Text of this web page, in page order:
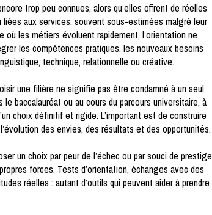
trop peu connues, alors qu’elles offrent de réelles
aux services, souvent sous-estimées malgré leur
où les métiers évoluent rapidement, l’orientation ne
les compétences pratiques, les nouveaux besoins
technique, relationnelle ou créative.
une filière ne signifie pas être condamné à un seul
baccalauréat ou au cours du parcours universitaire, à
choix définitif et rigide. L’important est de construire
des envies, des résultats et des opportunités.
un choix par peur de l’échec ou par souci de prestige
forces. Tests d’orientation, échanges avec des
réelles : autant d’outils qui peuvent aider à prendre